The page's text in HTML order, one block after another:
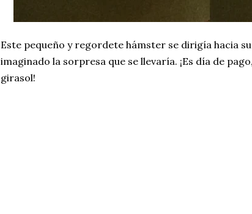
Este pequeño y regordete hámster se dirigía hacia
imaginado la sorpresa que se llevaría. ¡Es día de
girasol!